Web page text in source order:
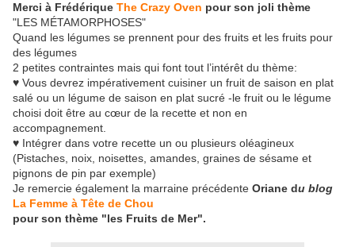
Merci à Frédérique The Crazy Oven pour son joli thème
"LES MÉTAMORPHOSES"
Quand les légumes se prennent pour des fruits et les fruits pour
des légumes
2 petites contraintes mais qui font tout l’intérêt du thème:
♥ Vous devrez impérativement cuisiner un fruit de saison en plat
salé ou un légume de saison en plat sucré -le fruit ou le légume
choisi doit être au cœur de la recette et non en
accompagnement.
♥ Intégrer dans votre recette un ou plusieurs oléagineux
(Pistaches, noix, noisettes, amandes, graines de sésame et
pignons de pin par exemple)
Je remercie également la marraine précédente Oriane du blog
La Femme à Tête de Chou
pour son thème "les Fruits de Mer".